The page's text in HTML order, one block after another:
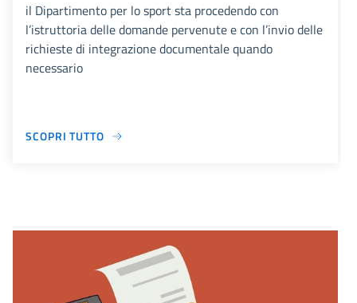
il Dipartimento per lo sport sta procedendo con
l’istruttoria delle domande pervenute e con l’invio delle
richieste di integrazione documentale quando
necessario
SCOPRI TUTTO